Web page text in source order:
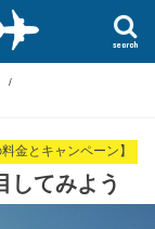
search
金とキャンペーン】
してみよう